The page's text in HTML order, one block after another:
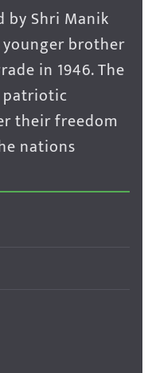
by Shri Manik
brother
in 1946. The
patriotic
their freedom
nations